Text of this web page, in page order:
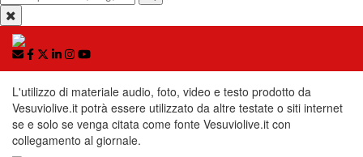
L'utilizzo di materiale audio, foto, video e testo prodotto da
Vesuviolive.it potrà essere utilizzato da altre testate o siti internet
se e solo se venga citata come fonte Vesuviolive.it con
collegamento al giornale.